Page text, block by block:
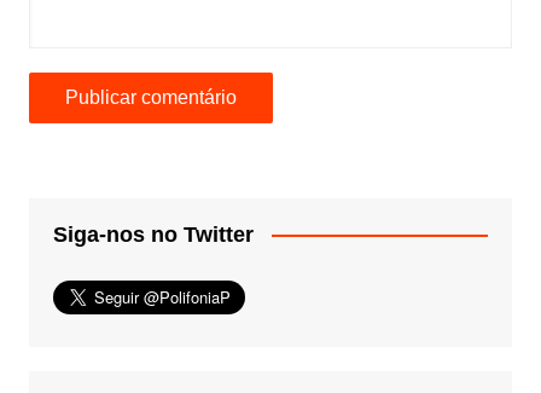
Siga-nos no Twitter